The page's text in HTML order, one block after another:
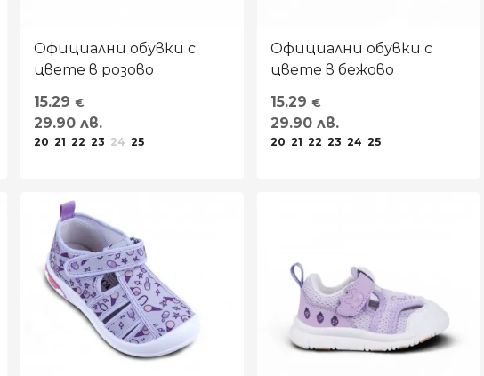
Официални обувки с
цвете в розово
15.29 €
29.90 лв.
20 21 22 23 24 25
Официални обувки с
цвете в бежово
15.29 €
29.90 лв.
20 21 22 23 24 25